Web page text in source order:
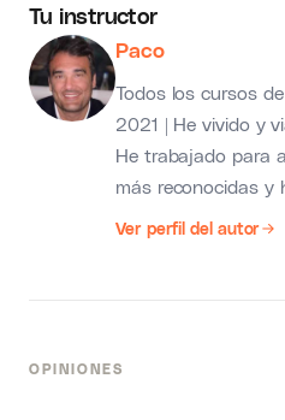
Tu instructor
Paco
Todos los cursos
2021 | He vivido y
He trabajado para
más reconocidas y
negocios con
gracias a Amazon
Ver perfil del autor
OPINIONES